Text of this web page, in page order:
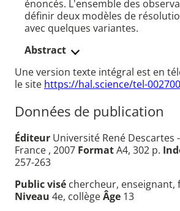
énoncés. L'ensemble des
définir deux modèles de
avec quelques variantes.
Abstract
Une version texte intégral est en
le site https://hal.science/tel-
Données de publication
Éditeur Université René Descartes
France , 2007 FormatA4, 302 p.
257-263
Public visé chercheur,
Niveau 4e, collègeÂge 13